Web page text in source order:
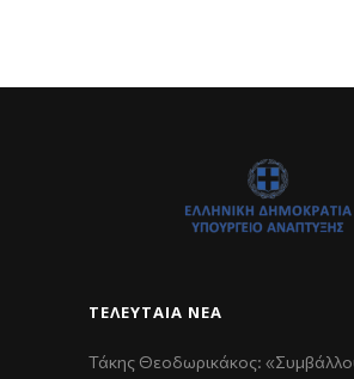
ΤΕΛΕΥΤΑΊΑ ΝΈΑ
Τάκης Θεοδωρικάκος: